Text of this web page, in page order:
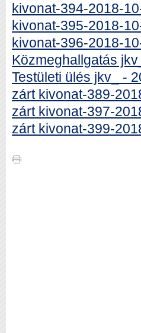
kivonat-394-2018-
kivonat-395-2018-
kivonat-396-2018-
Közmeghallgatás
Testületi ülés jkv_ -
zárt kivonat-389-
zárt kivonat-397-
zárt kivonat-399-